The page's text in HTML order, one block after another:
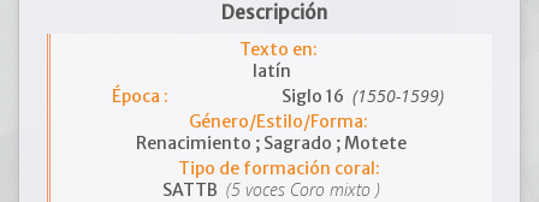
Descripción
Texto en:
latín
Época :
Siglo 16 (1550-1599)
Género/Estilo/Forma:
Renacimiento ; Sagrado ; Motete
Tipo de formación coral:
SATTB (5 voces Coro mixto )